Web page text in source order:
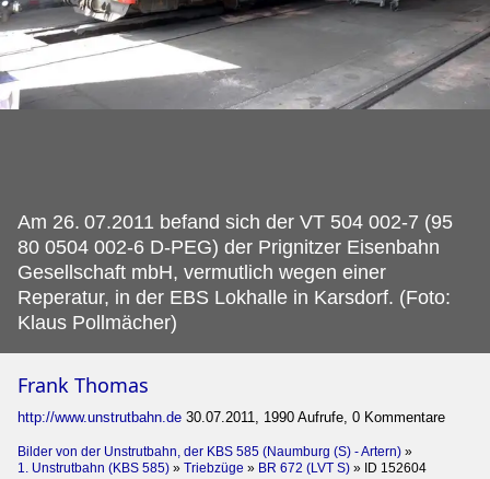
Am 26. 07.2011 befand sich der VT 504 002-7 (95
80 0504 002-6 D-PEG) der Prignitzer Eisenbahn
Gesellschaft mbH, vermutlich wegen einer
Reperatur, in der EBS Lokhalle in Karsdorf. (Foto:
Klaus Pollmächer)
Frank Thomas
http://www.unstrutbahn.de 30.07.2011, 1990 Aufrufe, 0 Kommentare
Bilder von der Unstrutbahn, der KBS 585 (Naumburg (S) - Artern) »
1. Unstrutbahn (KBS 585) » Triebzüge » BR 672 (LVT S) » ID 152604